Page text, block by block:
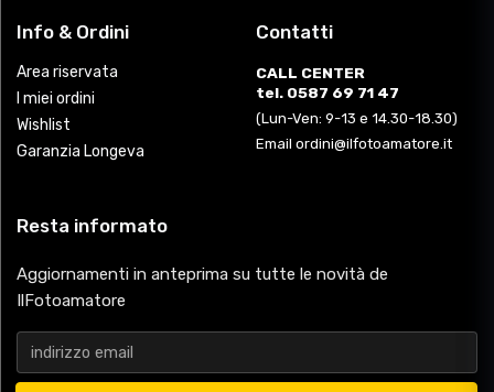
Info & Ordini
Area riservata
I miei ordini
Wishlist
Garanzia Longeva
Contatti
CALL CENTER
tel. 0587 69 71 47
(Lun-Ven: 9-13 e 14.30-18.30)
Email ordini@ilfotoamatore.it
Resta informato
Aggiornamenti in anteprima su tutte le novità de
IlFotoamatore